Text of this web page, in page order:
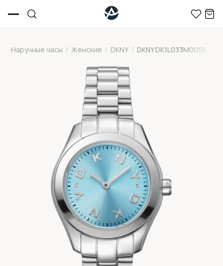
Наручные часы / Женские / DKNY / DKNY DK1L033M0055